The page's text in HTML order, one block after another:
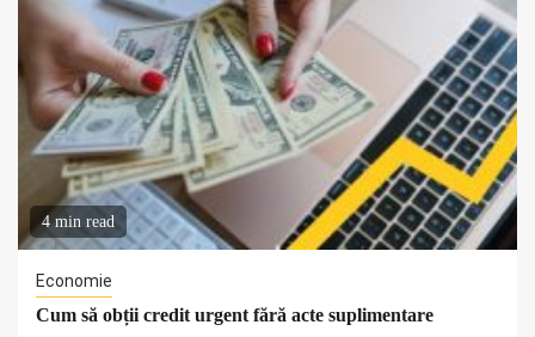
4 min read
Economie
Cum să obții credit urgent fără acte suplimentare